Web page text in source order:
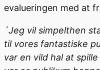
evalueringen med at
´Jeg vil simpelthen
til vores fantastiske
var en vild hal at